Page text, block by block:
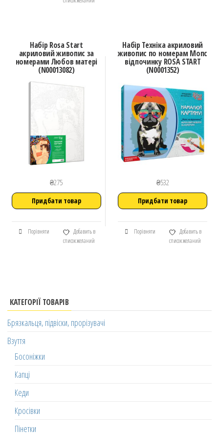
Набір Rosa Start
акриловий живопис за
номерами Любов матері
(N00013082)
₴275
Придбати товар
Порівняти
Добавить в
список желаний
Набір Техніка акриловий
живопис по номерам Мопс
відпочинку ROSA START
(N0001352)
₴532
Придбати товар
Порівняти
Добавить в
список желаний
КАТЕГОРІЇ ТОВАРІВ
Брязкальця, підвіски, прорізувачі
Взуття
Босоніжки
Капці
Кеди
Кросівки
Пінетки